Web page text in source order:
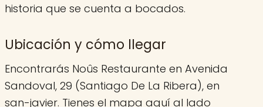
historia que se cuenta a bocados.
Ubicación y cómo llegar
Encontrarás Noûs Restaurante en Avenida
Sandoval, 29 (Santiago De La Ribera), en
san-javier. Tienes el mapa aquí al lado